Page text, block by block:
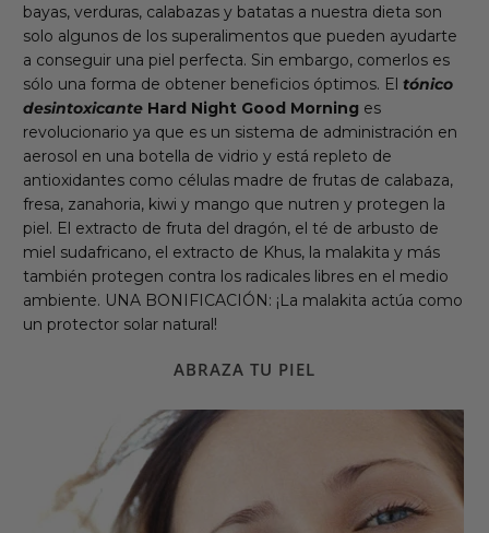
bayas, verduras, calabazas y batatas a nuestra dieta son
solo algunos de los superalimentos que pueden ayudarte
a conseguir una piel perfecta. Sin embargo, comerlos es
sólo una forma de obtener beneficios óptimos. El tónico
desintoxicante Hard Night Good Morning es
revolucionario ya que es un sistema de administración en
aerosol en una botella de vidrio y está repleto de
antioxidantes como células madre de frutas de calabaza,
fresa, zanahoria, kiwi y mango que nutren y protegen la
piel. El extracto de fruta del dragón, el té de arbusto de
miel sudafricano, el extracto de Khus, la malakita y más
también protegen contra los radicales libres en el medio
ambiente. UNA BONIFICACIÓN: ¡La malakita actúa como
un protector solar natural!
ABRAZA TU PIEL